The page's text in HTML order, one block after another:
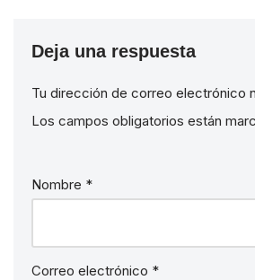
Deja una respuesta
Tu dirección de correo electrónico
Los campos obligatorios están
Nombre *
Correo electrónico *